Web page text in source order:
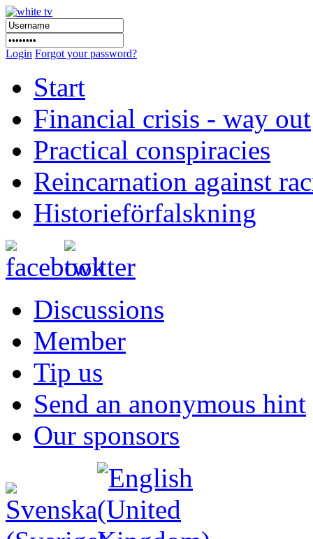
Login Forgot your password?
Start
Financial crisis - way out
Practical conspiracies
Reincarnation against
Historieförfalskning
Discussions
Member
Tip us
Send an anonymous hint
Our sponsors